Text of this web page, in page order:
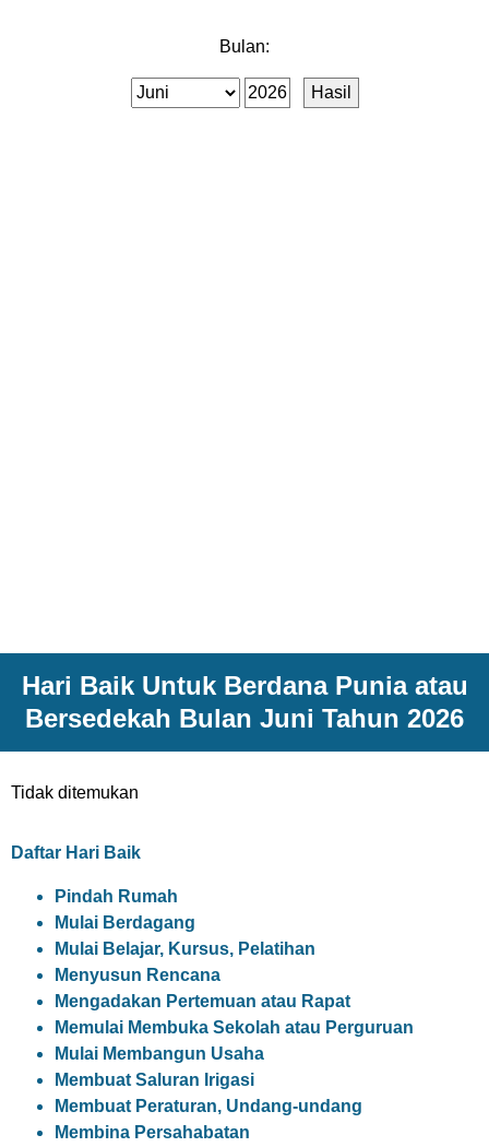
Bulan:
Hari Baik Untuk Berdana Punia atau
Bersedekah Bulan Juni Tahun 2026
Tidak ditemukan
Daftar Hari Baik
Pindah Rumah
Mulai Berdagang
Mulai Belajar, Kursus, Pelatihan
Menyusun Rencana
Mengadakan Pertemuan atau Rapat
Memulai Membuka Sekolah atau Perguruan
Mulai Membangun Usaha
Membuat Saluran Irigasi
Membuat Peraturan, Undang-undang
Membina Persahabatan